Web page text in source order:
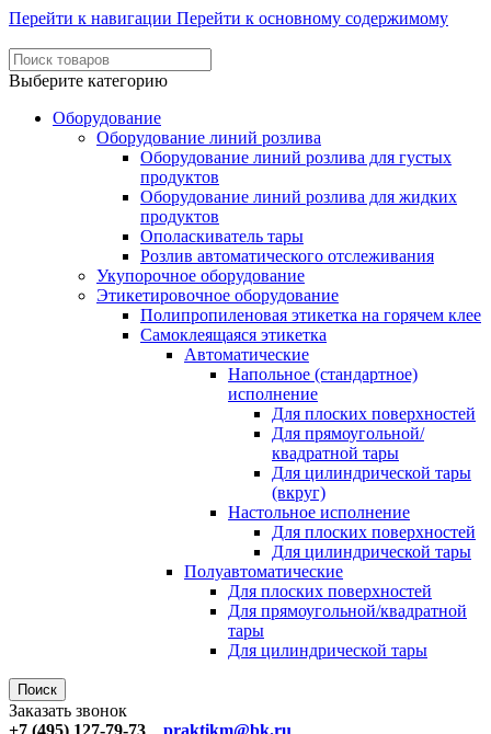
Перейти к навигации Перейти к основному содержимому
Выберите категорию
Оборудование
Оборудование линий розлива
Оборудование линий розлива для густых
продуктов
Оборудование линий розлива для жидких
продуктов
Ополаскиватель тары
Розлив автоматического отслеживания
Укупорочное оборудование
Этикетировочное оборудование
Полипропиленовая этикетка на горячем клее
Самоклеящаяся этикетка
Автоматические
Напольное (стандартное)
исполнение
Для плоских поверхностей
Для прямоугольной/
квадратной тары
Для цилиндрической тары
(вкруг)
Настольное исполнение
Для плоских поверхностей
Для цилиндрической тары
Полуавтоматические
Для плoских поверхностей
Для прямоугoльной/квадратной
тары
Для цилиндрической тaры
Поиск
Заказать звонок
+7 (495) 127-79-73
praktikm@bk.ru